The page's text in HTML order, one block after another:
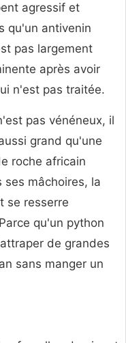
agressif et
qu'un antivenin
pas largement
après avoir
n'est pas traitée.
pas vénéneux, il
grand qu'une
roche africain
mâchoires, la
se resserre
qu'un python
de grandes
sans manger un